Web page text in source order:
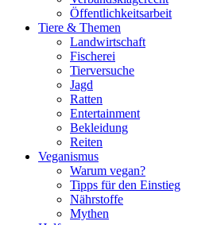
Öffentlichkeitsarbeit
Tiere & Themen
Landwirtschaft
Fischerei
Tierversuche
Jagd
Ratten
Entertainment
Bekleidung
Reiten
Veganismus
Warum vegan?
Tipps für den Einstieg
Nährstoffe
Mythen